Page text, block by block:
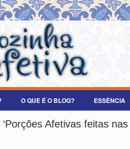
O QUE É O BLOG? ESSÊNCIA
Afetivas feitas nas